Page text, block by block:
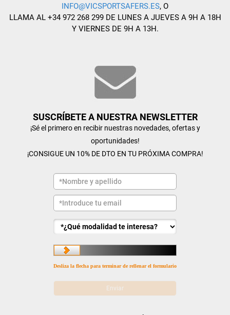
INFO@VICSPORTSAFERS.ES, O
LLAMA AL +34 972 268 299 DE LUNES A JUEVES A 9H A 18H
Y VIERNES DE 9H A 13H.
SUSCRÍBETE A NUESTRA NEWSLETTER
¡Sé el primero en recibir nuestras novedades, ofertas y
oportunidades!
¡CONSIGUE UN 10% DE DTO EN TU PRÓXIMA COMPRA!
Desliza la flecha para terminar de rellenar el formulario